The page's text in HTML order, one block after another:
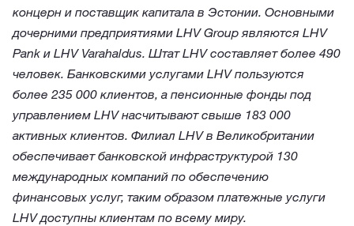
концерн и поставщик капитала в Эстонии. Основными
дочерними предприятиями LHV Group являются LHV
Pank и LHV Varahaldus. Штат LHV составляет более 490
человек. Банковскими услугами LHV пользуются
более 235 000 клиентов, а пенсионные фонды под
управлением LHV насчитывают свыше 183 000
активных клиентов. Филиал LHV в Великобритании
обеспечивает банковской инфраструктурой 130
международных компаний по обеспечению
финансовых услуг, таким образом платежные услуги
LHV доступны клиентам по всему миру.